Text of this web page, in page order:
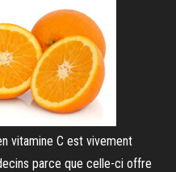
vitamine C est vivement
parce que celle-ci offre